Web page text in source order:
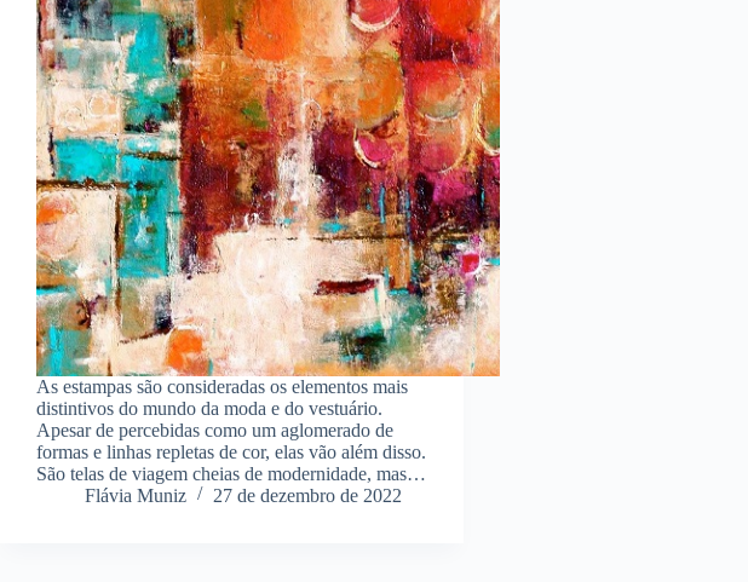
As estampas são consideradas os elementos mais
distintivos do mundo da moda e do vestuário.
Apesar de percebidas como um aglomerado de
formas e linhas repletas de cor, elas vão além disso.
São telas de viagem cheias de modernidade, mas…
Flávia Muniz
27 de dezembro de 2022